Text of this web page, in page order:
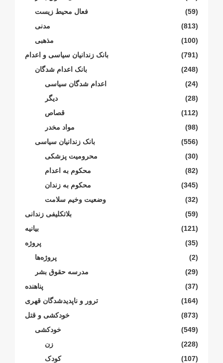
فعال محیط زیست
(59)
مدنی
(813)
مذهبی
(100)
بانک زندانیان سیاسی و اعدام
(791)
بانک اعدام شدگان
(248)
اعدام شدگان سیاسی
(24)
دیگر
(28)
قصاص
(112)
مواد مخدر
(98)
بانک زندانیان سیاسی
(556)
محرومیت پزشکی
(30)
محکوم بە اعدام
(82)
محکوم بە زندان
(345)
وضعیت وخیم سلامت
(32)
بلاتکلیفی زندانی
(59)
بیانیە
(121)
پروژە
(35)
پروژەها
(2)
مدرسە حقوق بشر
(29)
پناهنده
(37)
ترور و ناپدیدشدگان قهری
(164)
خودکشی و قتل
(873)
خودکشی
(549)
زن
(228)
کودک
(107)